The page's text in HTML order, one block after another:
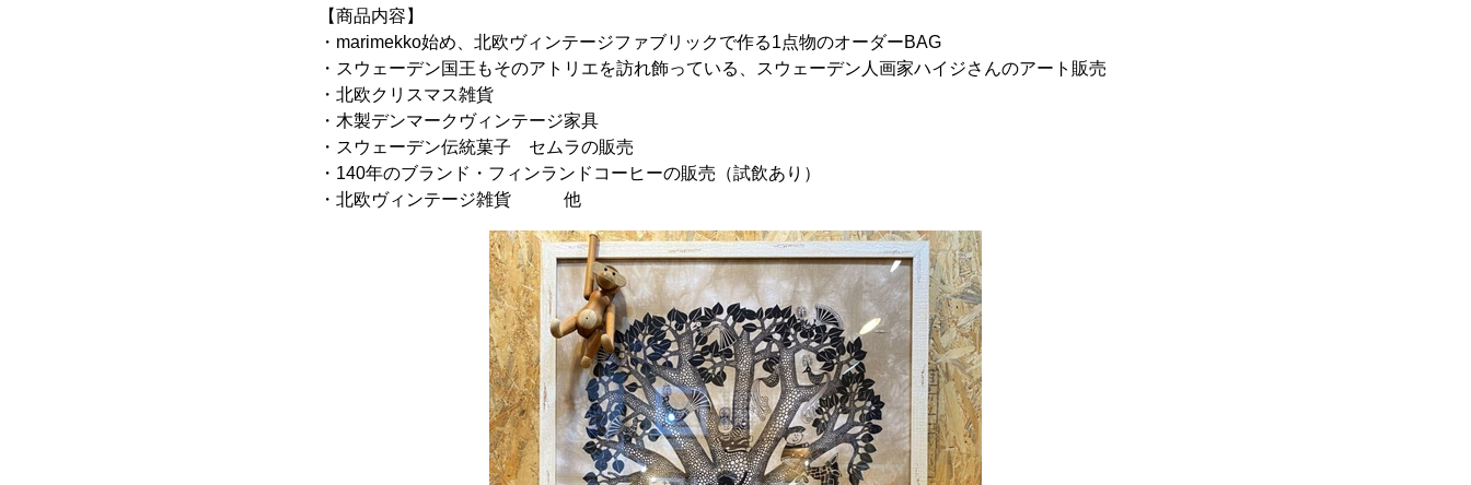
【商品内容】
・marimekko始め、北欧ヴィンテージファブリックで作る1点物のオーダーBAG
・スウェーデン国王もそのアトリエを訪れ飾っている、スウェーデン人画家ハイジさんのアート販売
・北欧クリスマス雑貨
・木製デンマークヴィンテージ家具
・スウェーデン伝統菓子 セムラの販売
・140年のブランド・フィンランドコーヒーの販売（試飲あり）
・北欧ヴィンテージ雑貨 他